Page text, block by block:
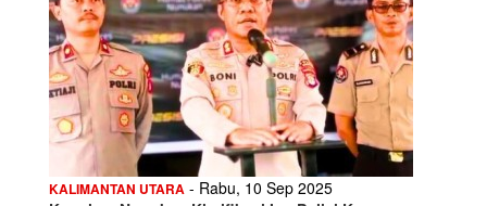
KALIMANTAN UTARA - Rabu, 10 Sep 2025